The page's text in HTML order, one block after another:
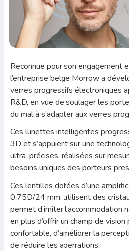
Reconnue pour son engagement
l’entreprise belge Morrow a
verres progressifs électroniques
R&D, en vue de soulager les
du mal à s’adapter aux verres
Ces lunettes intelligentes
3D et s’appuient sur une
ultra-précises, réalisées sur
besoins uniques des porteurs
Ces lentilles dotées d’une
0,75D/24 mm, utilisent des
permet d’imiter l’accommodation
en plus d’offrir un champ de
confortable, d’améliorer la
de réduire les aberrations.